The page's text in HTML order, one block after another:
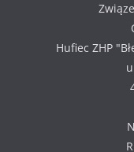
Hufiec ZHP